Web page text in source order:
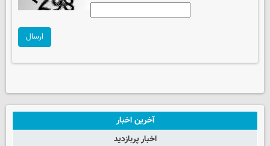
ارسال
آخرین اخبار
اخبار پربازدید